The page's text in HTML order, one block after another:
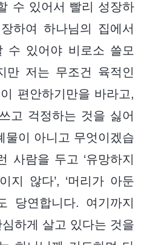
수 있어서 빨리 성장하
하여 하나님의 집에서
수 있어야 비로소 쓸모
만 저는 무조건 육적인
편안하기만을 바라고,
고 걱정하는 것을 싫어
물이 아니고 무엇이겠습
사람을 두고 ‘유망하지
지 않다’, ‘머리가 아둔
당연합니다. 여기까지
하게 살고 있다는 것을